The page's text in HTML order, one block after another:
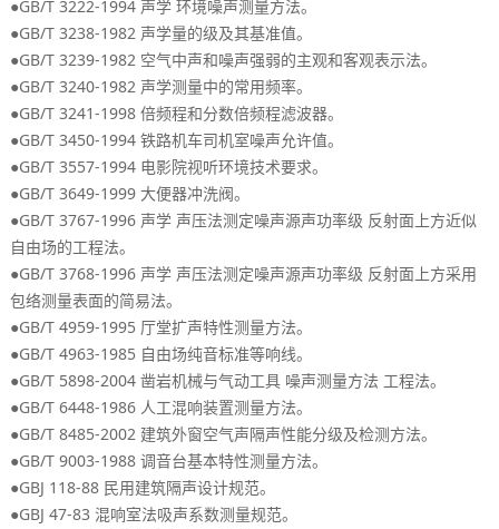
●GB/T 3222-1994 声学 环境噪声测量方法。
●GB/T 3238-1982 声学量的级及其基准值。
●GB/T 3239-1982 空气中声和噪声强弱的主观和客观表示法。
●GB/T 3240-1982 声学测量中的常用频率。
●GB/T 3241-1998倍频程和分数倍频程滤波器。
●GB/T 3450-1994铁路机车司机室噪声允许值。
●GB/T 3557-1994 电影院视听环境技术要求。
●GB/T 3649-1999 大便器冲洗阀。
●GB/T 3767-1996 声学 声压法测定噪声源声功率级 反射面上方近似
自由场的工程法。
●GB/T 3768-1996 声学 声压法测定噪声源声功率级 反射面上方采用
包络测量表面的简易法。
●GB/T 4959-1995 厅堂扩声特性测量方法。
●GB/T 4963-1985 自由场纯音标准等响线。
●GB/T 5898-2004凿岩机械与气动工具 噪声测量方法 工程法。
●GB/T 6448-1986 人工混响装置测量方法。
●GB/T 8485-2002 建筑外窗空气声隔声性能分级及检测方法。
●GB/T 9003-1988调音台基本特性测量方法。
●GBJ 118-88 民用建筑隔声设计规范。
●GBJ 47-83 混响室法吸声系数测量规范。